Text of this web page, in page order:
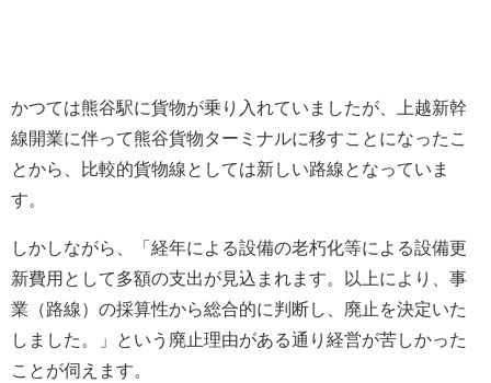
かつては熊谷駅に貨物が乗り入れていましたが、上越新幹
線開業に伴って熊谷貨物ターミナルに移すことになったこ
とから、比較的貨物線としては新しい路線となっていま
す。
しかしながら、「経年による設備の老朽化等による設備更
新費用として多額の支出が見込まれます。以上により、事
業（路線）の採算性から総合的に判断し、廃止を決定いた
しました。」という廃止理由がある通り経営が苦しかった
ことが伺えます。